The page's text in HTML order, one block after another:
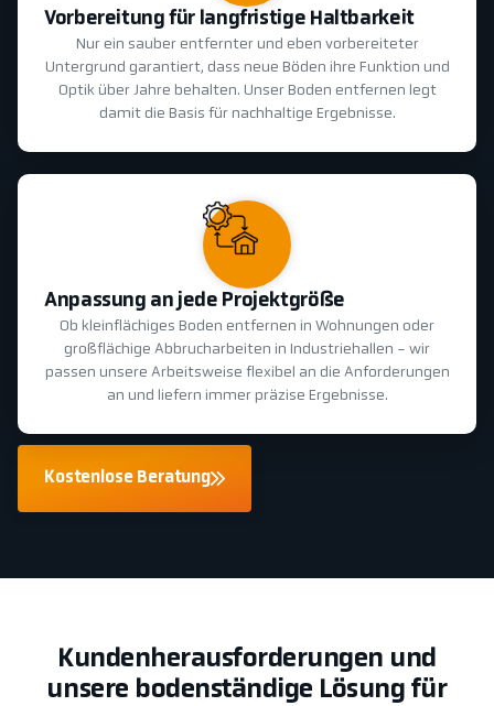
Vorbereitung für langfristige Haltbarkeit
Nur ein sauber entfernter und eben vorbereiteter
Untergrund garantiert, dass neue Böden ihre Funktion und
Optik über Jahre behalten. Unser Boden entfernen legt
damit die Basis für nachhaltige Ergebnisse.
Anpassung an jede Projektgröße
Ob kleinflächiges Boden entfernen in Wohnungen oder
großflächige Abbrucharbeiten in Industriehallen - wir
passen unsere Arbeitsweise flexibel an die Anforderungen
an und liefern immer präzise Ergebnisse.
Kostenlose Beratung
Kundenherausforderungen und
unsere bodenständige Lösung für